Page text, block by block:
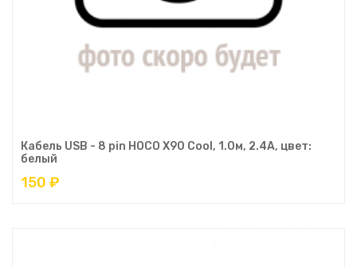
Кабель USB - 8 pin HOCO X90 Cool, 1.0м, 2.4A, цвет:
белый
150 ₽